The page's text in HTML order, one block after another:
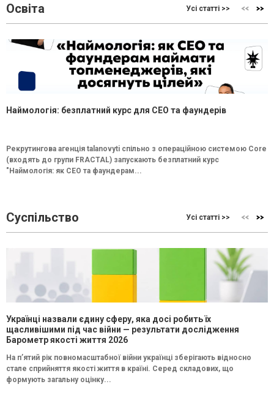
Освіта Усі статті >>
Наймологія: безплатний курс для CEO та фаундерів
Рекрутингова агенція talanovyti спільно з операційною системою Core
(входять до групи FRACTAL) запускають безплатний курс
"Наймологія: як СEO та фаундерам...
Суспільство Усі статті >>
Українці назвали єдину сферу, яка досі робить їх
щасливішими під час війни — результати дослідження
Барометр якості життя 2026
На п’ятий рік повномасштабної війни українці зберігають відносно
стале сприйняття якості життя в країні. Серед складових, що
формують загальну оцінку...